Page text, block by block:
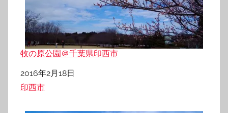
牧の原公園＠千葉県印西市
日付
2016年2月18日
関連理由
印西市